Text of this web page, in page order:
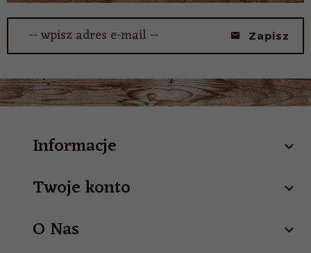
-- wpisz adres e-mail -- Zapisz
Informacje
Twoje konto
O Nas